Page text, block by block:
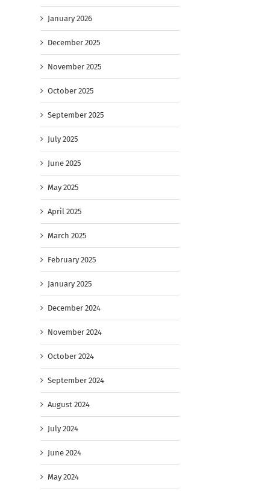
January 2026
December 2025
November 2025
October 2025
September 2025
July 2025
June 2025
May 2025
April 2025
March 2025
February 2025
January 2025
December 2024
November 2024
October 2024
September 2024
August 2024
July 2024
June 2024
May 2024